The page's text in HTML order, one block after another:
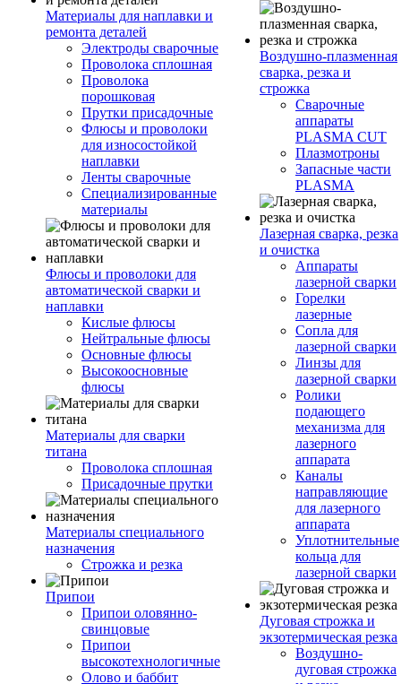
Материалы для наплавки и
ремонта деталей
Электроды сварочные
Проволока сплошная
Проволока
порошковая
Прутки присадочные
Флюсы и проволоки
для износостойкой
наплавки
Ленты сварочные
Специализированные
материалы
Флюсы и проволоки для
автоматической сварки и
наплавки
Кислые флюсы
Нейтральные флюсы
Основные флюсы
Высокоосновные
флюсы
Материалы для сварки
титана
Проволока сплошная
Присадочные прутки
Материалы специального
назначения
Строжка и резка
Припои
Припои оловянно-
свинцовые
Припои
высокотехнологичные
Олово и баббит
Воздушно-плазменная
сварка, резка и
строжка
Сварочные
аппараты
PLASMA CUT
Плазмотроны
Запасные части
PLASMA
Лазерная сварка, резка
и очистка
Аппараты
лазерной сварки
Горелки
лазерные
Сопла для
лазерной сварки
Линзы для
лазерной сварки
Ролики
подающего
механизма для
лазерного
аппарата
Каналы
направляющие
для лазерного
аппарата
Уплотнительные
кольца для
лазерной сварки
Дуговая строжка и
экзотермическая резка
Воздушно-
дуговая строжка